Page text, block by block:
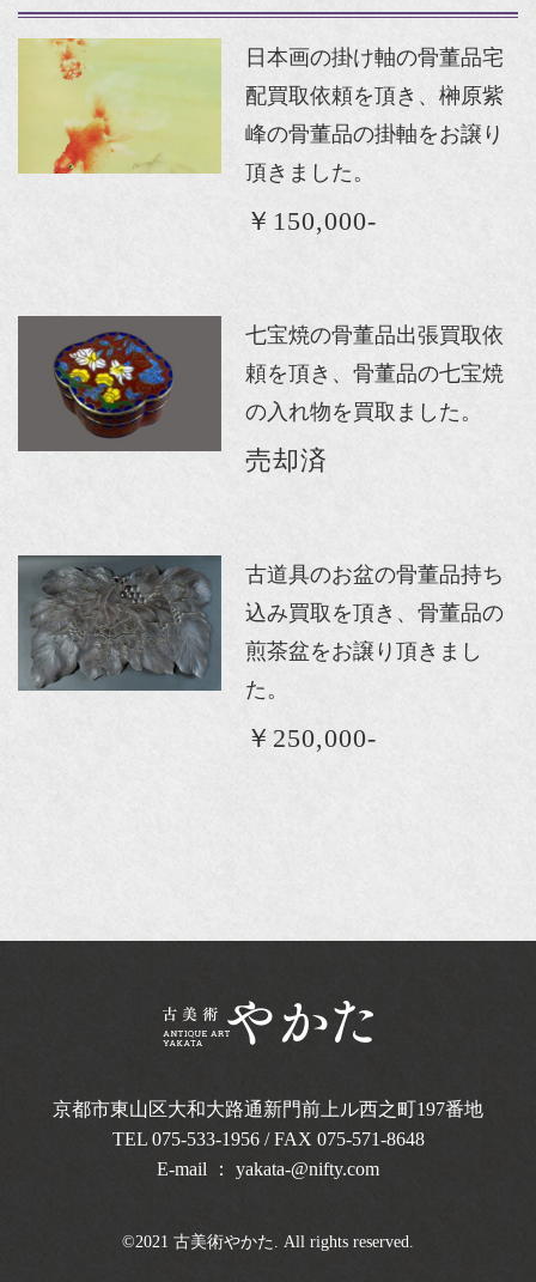
日本画の掛け軸の骨董品宅
配買取依頼を頂き、榊原紫
峰の骨董品の掛軸をお譲り
頂きました。
￥150,000-
七宝焼の骨董品出張買取依
頼を頂き、骨董品の七宝焼
の入れ物を買取ました。
売却済
古道具のお盆の骨董品持ち
込み買取を頂き、骨董品の
煎茶盆をお譲り頂きまし
た。
￥250,000-
京都市東山区大和大路通新門前上ル西之町197番地
TEL 075-533-1956/ FAX 075-571-8648
E-mail ： yakata-@nifty.com
©2021 古美術やかた. All rights reserved.